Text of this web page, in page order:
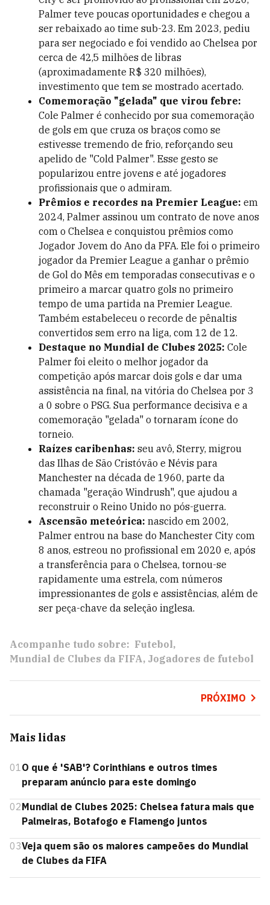
Palmer teve poucas oportunidades e chegou a
ser rebaixado ao time sub-23. Em 2023, pediu
para ser negociado e foi vendido ao Chelsea por
cerca de 42,5 milhões de libras
(aproximadamente R$ 320 milhões),
investimento que tem se mostrado acertado.
Comemoração "gelada" que virou febre:
Cole Palmer é conhecido por sua comemoração
de gols em que cruza os braços como se
estivesse tremendo de frio, reforçando seu
apelido de "Cold Palmer". Esse gesto se
popularizou entre jovens e até jogadores
profissionais que o admiram.
Prêmios e recordes na Premier League: em
2024, Palmer assinou um contrato de nove anos
com o Chelsea e conquistou prêmios como
Jogador Jovem do Ano da PFA. Ele foi o primeiro
jogador da Premier League a ganhar o prêmio
de Gol do Mês em temporadas consecutivas e o
primeiro a marcar quatro gols no primeiro
tempo de uma partida na Premier League.
Também estabeleceu o recorde de pênaltis
convertidos sem erro na liga, com 12 de 12.
Destaque no Mundial de Clubes 2025: Cole
Palmer foi eleito o melhor jogador da
competição após marcar dois gols e dar uma
assistência na final, na vitória do Chelsea por 3
a 0 sobre o PSG. Sua performance decisiva e a
comemoração "gelada" o tornaram ícone do
torneio.
Raízes caribenhas: seu avô, Sterry, migrou
das Ilhas de São Cristóvão e Névis para
Manchester na década de 1960, parte da
chamada "geração Windrush", que ajudou a
reconstruir o Reino Unido no pós-guerra.
Ascensão meteórica: nascido em 2002,
Palmer entrou na base do Manchester City com
8 anos, estreou no profissional em 2020 e, após
a transferência para o Chelsea, tornou-se
rapidamente uma estrela, com números
impressionantes de gols e assistências, além de
ser peça-chave da seleção inglesa.
Acompanhe tudo sobre: Futebol
Mundial de Clubes da FIFA Jogadores de futebol
PRÓXIMO
Mais lidas
01O que é 'SAB'? Corinthians e outros times
preparam anúncio para este domingo
02Mundial de Clubes 2025: Chelsea fatura mais que
Palmeiras, Botafogo e Flamengo juntos
03Veja quem são os maiores campeões do Mundial
de Clubes da FIFA